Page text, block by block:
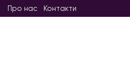
Про нас Контакти